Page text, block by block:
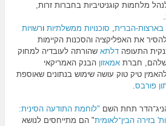
מלחמות קוגניטיביות בחברות זרות,
בארצות-הברית, סוכנויות ממשלתיותורשויות
את האפליקציה והסכנות הקיימות
התעופה דלתאשהורתה לעובדיה למחוק
שלהם, חברתאמאזון הבנק האמריקאי
להאמין טיק טוק עושה שימוש בנתונים שאוספת
פורבס.
תחת השם "לוחמת התודעה הסינית:
בזירה הבין־לאומית" הם מתייחסים לנושא